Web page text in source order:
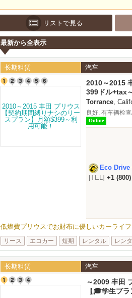
リストで見る
最新から全表示
长期租赁 汽车
2010～2015
額$399～利用
399ドル+tax
Torrance,
良好, 有车辆检
Online
Eco Drive
[TEL] +1
低燃費プリウスでお財布に優しいカーライフ
リース エコカー 短期 レンタル レン
长期租赁 汽车
～2009 丰田
✨U25フレッ
【🎓学生プ